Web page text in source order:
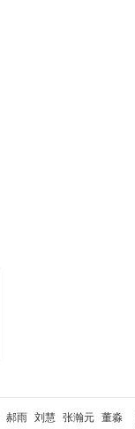
郝雨 刘慧 张瀚元 董淼